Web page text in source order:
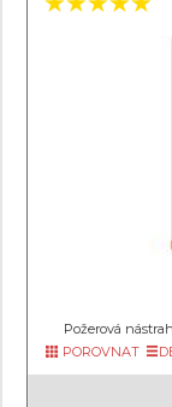
Požerová
POROVNAT